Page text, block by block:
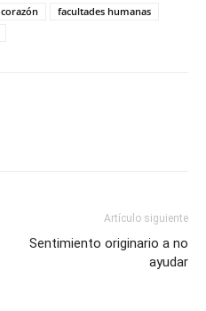
corazón
facultades humanas
Artículo siguiente
Sentimiento originario a no
ayudar